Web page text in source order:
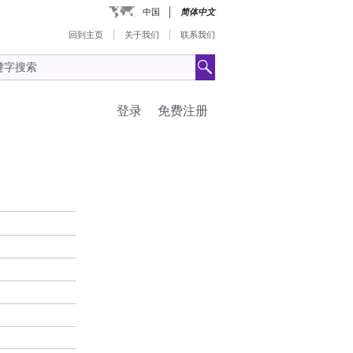
中国 简体中文
回到主页 关于我们 联系我们
免费注册
登录